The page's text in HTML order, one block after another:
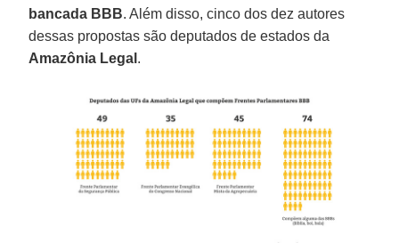
bancada BBB. Além disso, cinco dos dez autores
dessas propostas são deputados de estados da
Amazônia Legal .